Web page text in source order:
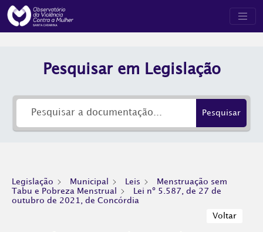
Pesquisar em Legislação
Pesquisar
Legislação Municipal Leis
Menstruação sem
Tabu e Pobreza Menstrual
Lei nº 5.587, de 27 de
outubro de 2021, de Concórdia
Voltar